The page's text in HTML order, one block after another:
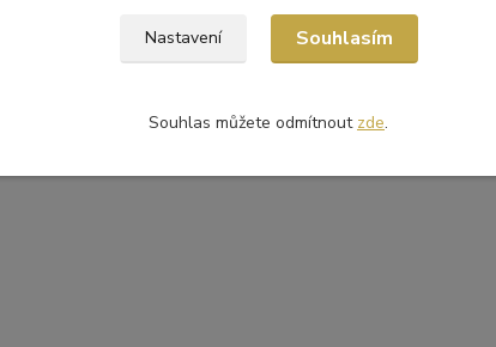
Nastavení Souhlasím
Souhlas můžete odmítnout zde.